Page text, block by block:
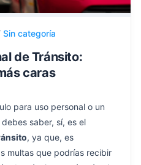
Sin categoría
de Tránsito:
caras
para uso personal o un
saber, sí, es el
, ya que, es
multas que podrías recibir